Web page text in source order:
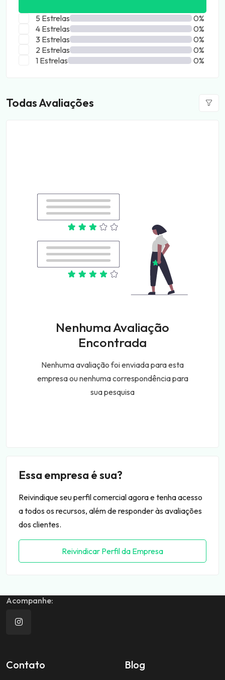
5 Estrelas
0%
4 Estrelas
0%
3 Estrelas
0%
2 Estrelas
0%
1 Estrelas
0%
Todas Avaliações
Nenhuma Avaliação
Encontrada
Nenhuma avaliação foi enviada para esta
empresa ou nenhuma correspondência para
sua pesquisa
Essa empresa é sua?
Reivindique seu perfil comercial agora e tenha acesso
a todos os recursos, além de responder às avaliações
dos clientes.
Reivindicar Perfil da Empresa
Acompanhe:
Contato Blog